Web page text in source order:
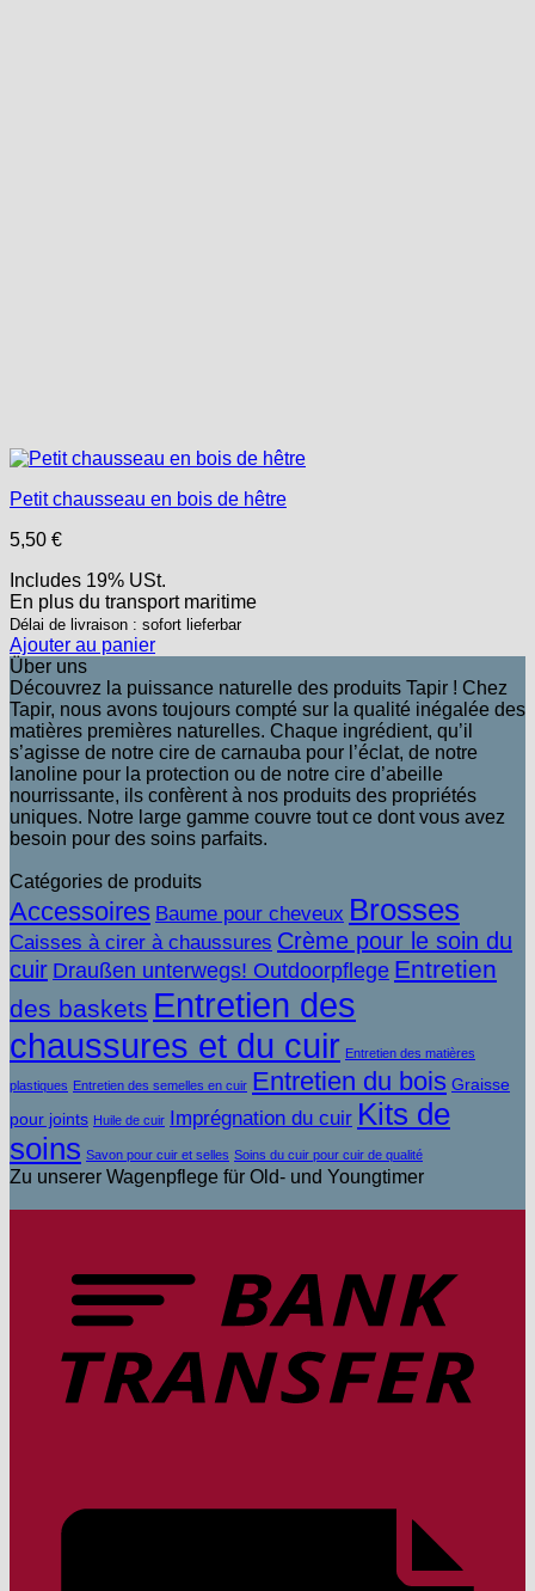
Petit chausseau en bois de hêtre
5,50 €
Includes 19% USt.
En plus du transportmaritime
Délai de livraison : sofort lieferbar
Ajouter au panier
Über uns
Découvrez la puissance naturelle des produits Tapir ! Chez
Tapir, nous avons toujours compté sur la qualité inégalée des
matières premières naturelles. Chaque ingrédient, qu’il
s’agisse de notre cire de carnauba pour l’éclat, de notre
lanoline pour la protection ou de notre cire d’abeille
nourrissante, ils confèrent à nos produits des propriétés
uniques. Notre large gamme couvre tout ce dont vous avez
besoin pour des soins parfaits.
Catégories de produits
Accessoires Baume pour cheveux Brosses
Caisses à cirer à chaussures Crème pour le soin du
cuir Draußen unterwegs! Outdoorpflege Entretien
des baskets Entretien des
chaussures et du cuir Entretien des matières
plastiques Entretien des semelles en cuir Entretien du bois Graisse
pour joints Huile de cuir Imprégnation du cuir Kits de
soins Savon pour cuir et selles Soins du cuir pour cuir de qualité
Zu unserer Wagenpflege für Old- und Youngtimer